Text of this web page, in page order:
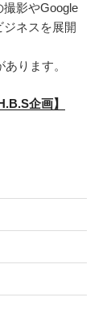
撮影やGoogle
ネスを展開
ります。
企画】